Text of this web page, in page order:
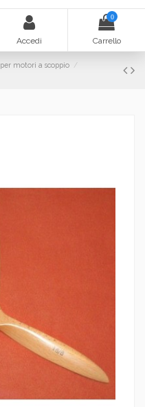
Accedi
0
Carrello
per motori a scoppio